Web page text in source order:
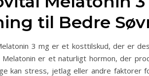
til Bedre
3 mg er et kosttilskud, der er
er et naturligt hormon, der
kan stress, jetlag eller andre faktorer